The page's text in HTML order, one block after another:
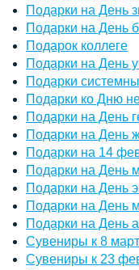
Подарки на День
Подарки на День
Подарок коллеге
Подарки на День
Подарки
Подарки ко Дню
Подарки на День
Подарки на День
Подарки на 14
Подарки на День
Подарки на День
Подарки на День
Подарки на День
Сувениры к 8
Сувениры к 23